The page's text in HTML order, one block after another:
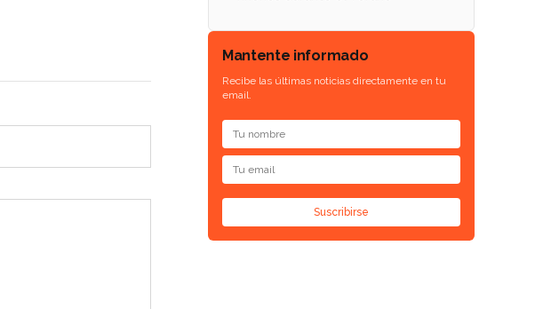
Mantente informado
Recibe las últimas noticias directamente en tu
email.
Suscribirse